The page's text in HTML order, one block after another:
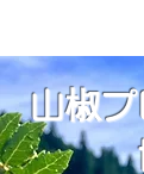
山椒